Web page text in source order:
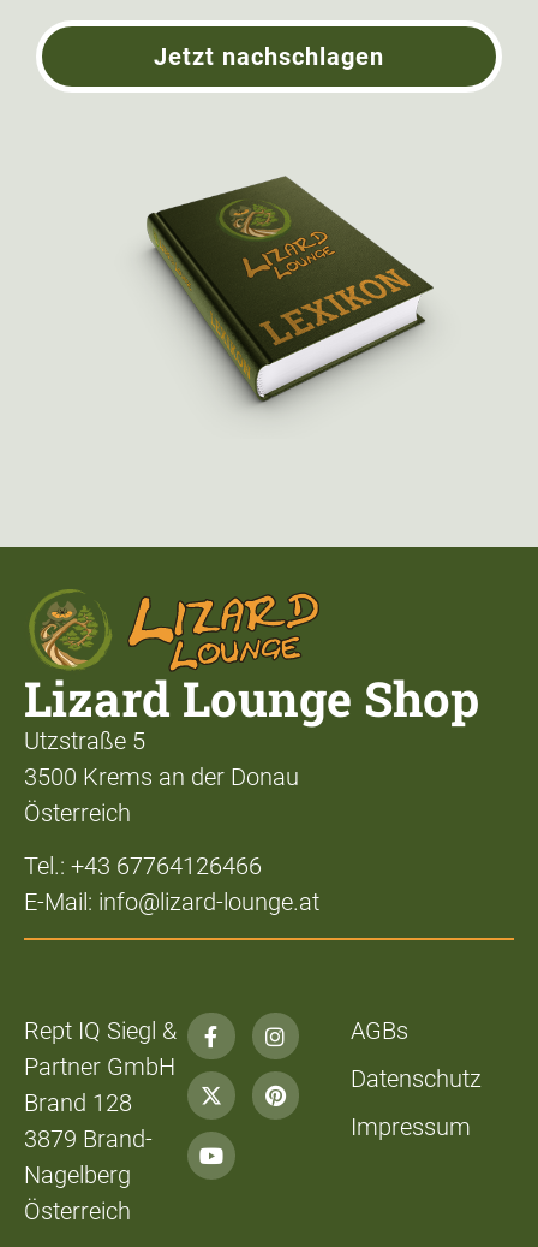
Jetzt nachschlagen
Lizard Lounge Shop
Utzstraße 5
3500 Krems an der Donau
Österreich
Tel.: +43 67764126466
E-Mail: info@lizard-lounge.at
Rept IQ Siegl &
Partner GmbH
Brand 128
3879 Brand-
Nagelberg
Österreich
AGBs
Datenschutz
Impressum